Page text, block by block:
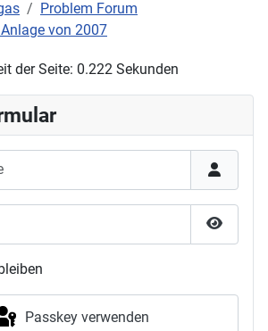
Problem Forum
von 2007
der Seite: 0.222 Sekunden
Passkey verwenden